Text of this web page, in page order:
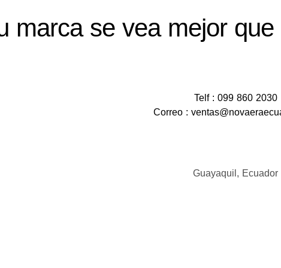
marca se vea mejor que
Telf : 099 860 2030
Correo :
Guayaquil, Ecuador